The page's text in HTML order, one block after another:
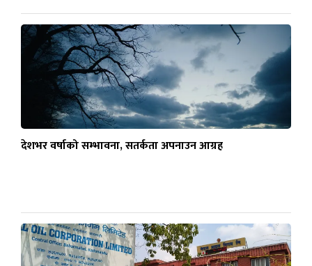
देशभर वर्षाको सम्भावना, सतर्कता अपनाउन आग्रह